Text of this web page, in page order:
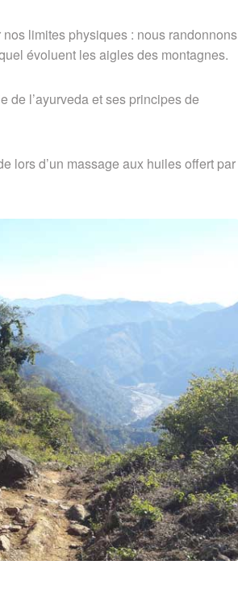
limites physiques : nous randonnons
évoluent les aigles des montagnes.
de l’ayurveda et ses principes de
lors d’un massage aux huiles offert par